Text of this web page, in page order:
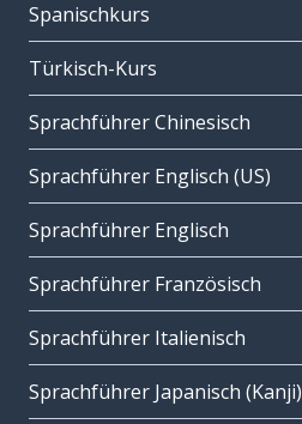
Spanischkurs
Türkisch-Kurs
Sprachführer Chinesisch
Sprachführer Englisch (US)
Sprachführer Englisch
Sprachführer Französisch
Sprachführer Italienisch
Sprachführer Japanisch (Kanji)